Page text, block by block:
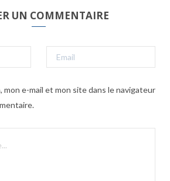
UN COMMENTAIRE
mon e-mail et mon site dans le navigateur